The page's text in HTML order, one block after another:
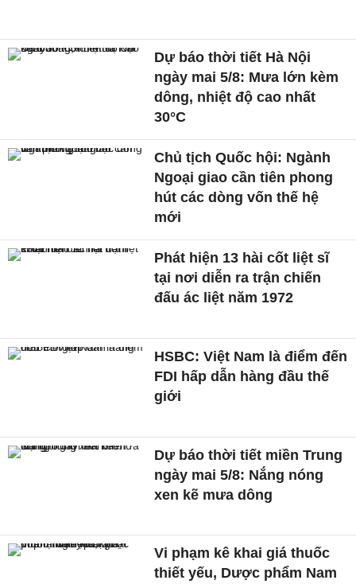
Dự báo thời tiết Hà Nội
ngày mai 5/8: Mưa lớn kèm
dông, nhiệt độ cao nhất
30°C
Chủ tịch Quốc hội: Ngành
Ngoại giao cần tiên phong
hút các dòng vốn thế hệ
mới
Phát hiện 13 hài cốt liệt sĩ
tại nơi diễn ra trận chiến
đấu ác liệt năm 1972
HSBC: Việt Nam là điểm đến
FDI hấp dẫn hàng đầu thế
giới
Dự báo thời tiết miền Trung
ngày mai 5/8: Nắng nóng
xen kẽ mưa dông
Vi phạm kê khai giá thuốc
thiết yếu, Dược phẩm Nam